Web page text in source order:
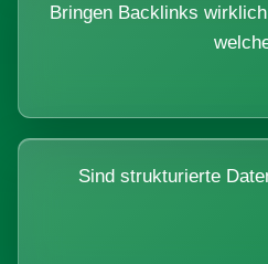
Bringen Backlinks
Sind strukturierte